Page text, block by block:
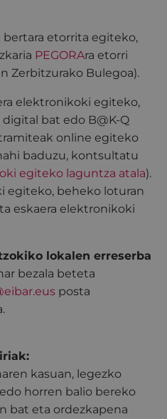
bertara etorrita egiteko,
PEGORAra etorri
Zerbitzurako Bulegoa).
elektronikoki egiteko,
bat edo B@K-Q
online egiteko
baduzu, kontsultatu
egiteko laguntza atala).
egiteko, beheko loturan
eskaera elektronikoki
lokalen erreserba
bezala beteta
posta
kasuan, legezko
horren balio bereko
bat eta ordezkapena